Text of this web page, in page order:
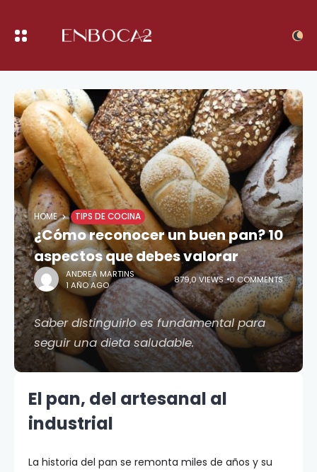
HOME TIPS DE COCINA
¿Cómo reconocer un buen pan? 10
aspectos que debes valorar
ANDREA MARTINS
1 AÑO AGO
879,0 VIEWS 0 COMMENTS
Saber distinguirlo es fundamental para
seguir una dieta saludable.
El pan, del artesanal al
industrial
La historia del pan se remonta miles de años y su